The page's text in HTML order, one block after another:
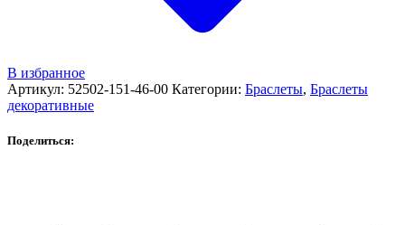
В избранное
Артикул: 52502-151-46-00 Категории: Браслеты, Браслеты
декоративные
Поделиться: